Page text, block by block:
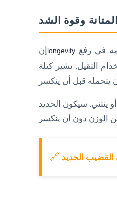
المتانة وقوة الشد
إن longevity في رفع
الثقيل. تشير كتلة
ينثني. سيكون الحديد
🔗 الحديد